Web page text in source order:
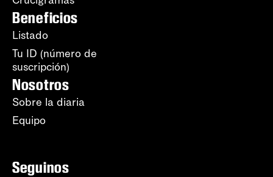
Beneficios
Listado
Tu ID (número de
suscripción)
Nosotros
Sobre la diaria
Equipo
Seguinos